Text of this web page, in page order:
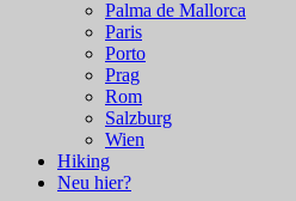
Palma de Mallorca
Paris
Porto
Prag
Rom
Salzburg
Wien
Hiking
Neu hier?